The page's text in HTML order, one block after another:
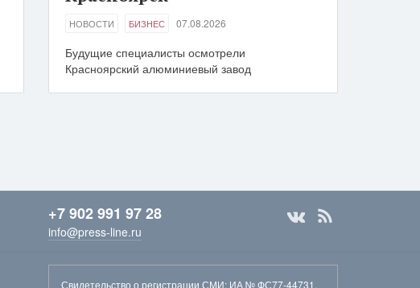
НОВОСТИ БИЗНЕС 07.08.2026
Будущие специалисты осмотрели
Красноярский алюминиевый завод
+7 902 991 97 28
info@press-line.ru
Свидетельство о регистрации СМИ: ИА № ФС77-44731,